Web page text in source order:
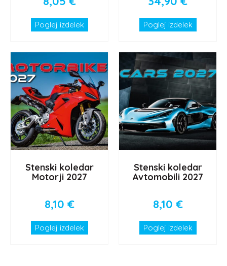
Poglej izdelek Poglej izdelek
Stenski koledar
Motorji 2027
8,10 €
Poglej izdelek
Stenski koledar
Avtomobili 2027
8,10 €
Poglej izdelek